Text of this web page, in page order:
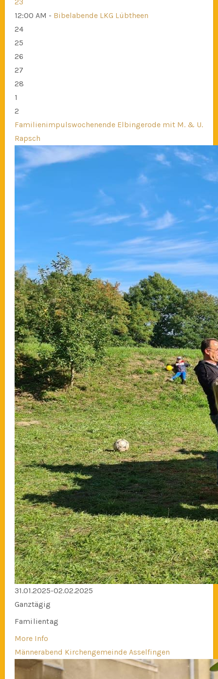
12:00 AM - Bibelabende LKG Lübtheen
24
25
26
27
28
1
2
Familienimpulswochenende Elbingerode mit M. & U.
Rapsch
31.01.2025-02.02.2025
Ganztägig
Familientag
More Info
Männerabend Kirchengemeinde Asselfingen